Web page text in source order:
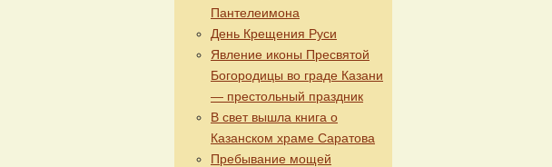
Пантелеимона
День Крещения Руси
Явление иконы Пресвятой
Богородицы во граде Казани
— престольный праздник
В свет вышла книга о
Казанском храме Саратова
Пребывание мощей